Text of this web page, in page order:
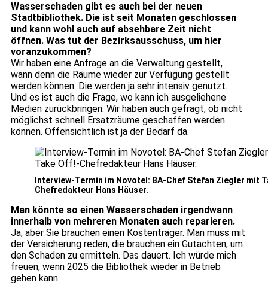
Wasserschaden gibt es auch bei der neuen
Stadtbibliothek. Die ist seit Monaten geschlossen
und kann wohl auch auf absehbare Zeit nicht
öffnen. Was tut der Bezirksausschuss, um hier
voranzukommen?
Wir haben eine Anfrage an die Verwaltung gestellt,
wann denn die Räume wieder zur Verfügung gestellt
werden können. Die werden ja sehr intensiv genutzt.
Und es ist auch die Frage, wo kann ich ausgeliehene
Medien zurückbringen. Wir haben auch gefragt, ob nicht
möglichst schnell Ersatzräume geschaffen werden
können. Offensichtlich ist ja der Bedarf da.
Interview-Termin im Novotel: BA-Chef Stefan Ziegler mit
Chefredakteur Hans Häuser.
Man könnte so einen Wasserschaden irgendwann
innerhalb von mehreren Monaten auch reparieren.
Ja, aber Sie brauchen einen Kostenträger. Man muss mit
der Versicherung reden, die brauchen ein Gutachten, um
den Schaden zu ermitteln. Das dauert. Ich würde mich
freuen, wenn 2025 die Bibliothek wieder in Betrieb
gehen kann.